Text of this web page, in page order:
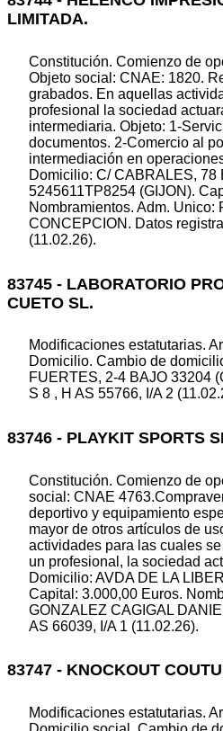
LIMITADA.
Constitución. Comienzo de
Objeto social: CNAE: 1820.
grabados. En aquellas
profesional la sociedad
intermediaria. Objeto: 1-
documentos. 2-Comercio al
intermediación en
Domicilio: C/ CABRALES, 78
5245611TP8254 (GIJON).
Nombramientos. Adm. Unico:
CONCEPCION. Datos
(11.02.26).
83745 - LABORATORIO
CUETO SL.
Modificaciones estatutarias.
Domicilio. Cambio de
FUERTES, 2-4 BAJO 33204
S 8 , H AS 55766, I/A 2
83746 - PLAYKIT SPORTS
Constitución. Comienzo de
social: CNAE
deportivo y equipamiento
mayor de otros artículos de
actividades para las cuales
un profesional, la sociedad
Domicilio: AVDA DE LA
Capital: 3.000,00 Euros.
GONZALEZ CAGIGAL
AS 66039, I/A 1 (11.02.26).
83747 - KNOCKOUT
Modificaciones estatutarias.